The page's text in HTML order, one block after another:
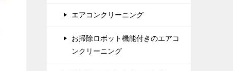
エアコンクリーニング
お掃除ロボット機能付きのエアコ
ンクリーニング